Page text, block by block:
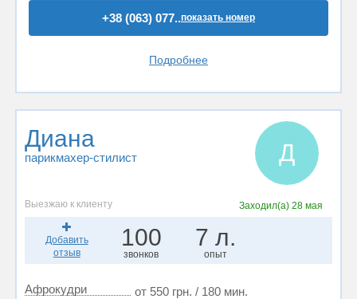
+38 (063) 077..показать номер
Подробнее
Диана
парикмахер-стилист Д
Выезжаю к клиенту Заходил(а)28 мая
Добавить
отзыв
100
звонков
7 л.
опыт
Афрокудри от 550 грн. / 180 мин.